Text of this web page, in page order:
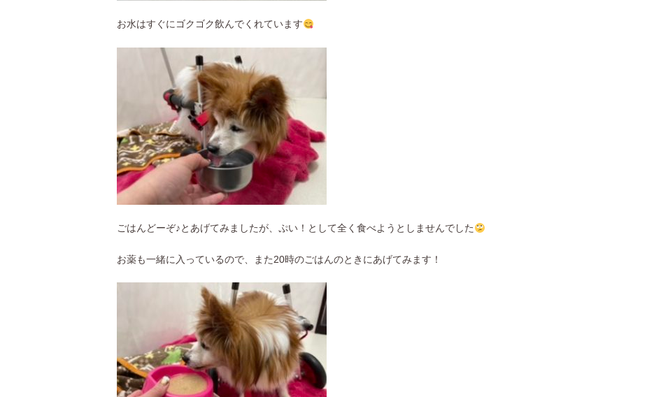
お水はすぐにゴクゴク飲んでくれています
ごはんどーぞ♪とあげてみましたが、ぷい！として全く食べようとしませんでした
お薬も一緒に入っているので、また20時のごはんのときにあげてみます！